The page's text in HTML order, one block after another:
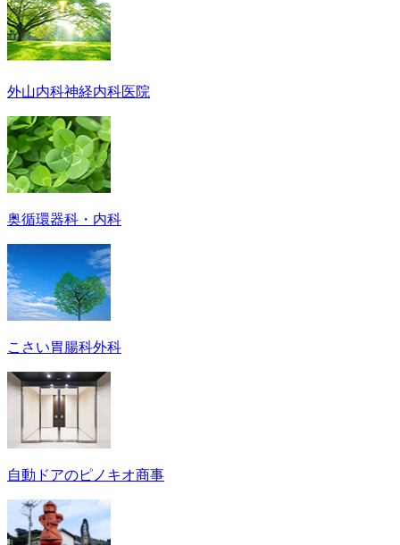
外山内科神経内科医院
奥循環器科・内科
こさい胃腸科外科
自動ドアのピノキオ商事